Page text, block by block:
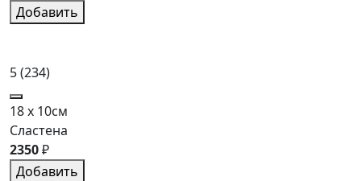
Добавить
5(234)
18 x 10см
Сластена
2350₽
Добавить